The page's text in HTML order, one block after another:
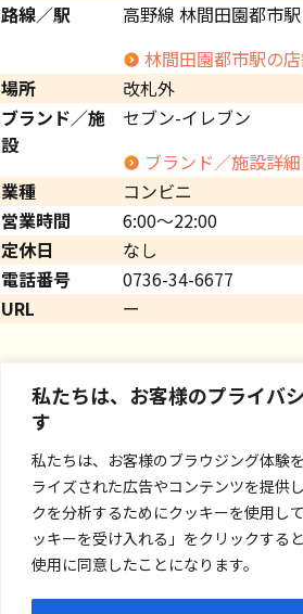
私たちは、お客様のプライバ
す
私たちは、お客様のブラウジング体験
ライズされた広告やコンテンツを提供
クを分析するためにクッキーを使用し
ッキーを受け入れる」をクリックする
使用に同意したことになります。
路線／駅
高野線 林間田園都市駅
林間田園都市駅の
場所
改札外
ブランド／施
設
セブン-イレブン
ブランド／施設詳
業種
コンビニ
営業時間
6:00～22:00
定休日
なし
電話番号
0736-34-6677
URL
ー